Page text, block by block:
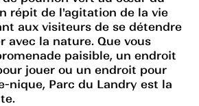
répit de l'agitation de la vie
aux visiteurs de se détendre
avec la nature. Que vous
paisible, un endroit
jouer ou un endroit pour
nique, Parc du Landry est la